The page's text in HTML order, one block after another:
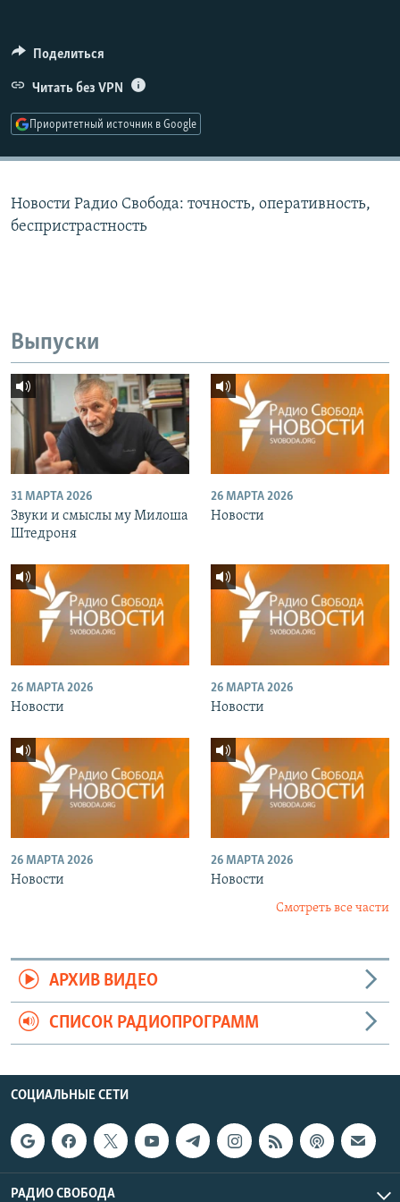
ПОДПИШИТЕСЬ НА РАССЫЛКУ
СОЦИАЛЬНЫЕ СЕТИ
Поделиться
Читать без VPN
Приоритетный источник в Google
Новости Радио Свобода: точность, оперативность,
беспристрастность
Выпуски
31 МАРТА 2026
Звуки и смыслы му Милоша
Штедроня
26 МАРТА 2026
Новости
26 МАРТА 2026
Новости
26 МАРТА 2026
Новости
26 МАРТА 2026
Новости
26 МАРТА 2026
Новости
Смотреть все части
АРХИВ ВИДЕО
СПИСОК РАДИОПРОГРАММ
СОЦИАЛЬНЫЕ СЕТИ
РАДИО СВОБОДА